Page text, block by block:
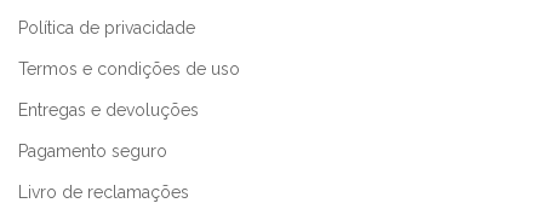
Política de privacidade
Termos e condições de uso
Entregas e devoluções
Pagamento seguro
Livro de reclamações